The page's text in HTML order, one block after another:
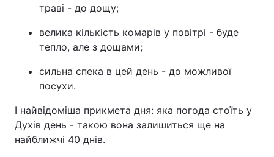
траві - до дощу;
велика кількість комарів у повітрі - буде
тепло, але з дощами;
сильна спека в цей день - до можливої
посухи.
І найвідоміша прикмета дня: яка погода стоїть у
Духів день - такою вона залишиться ще на
найближчі 40 днів.